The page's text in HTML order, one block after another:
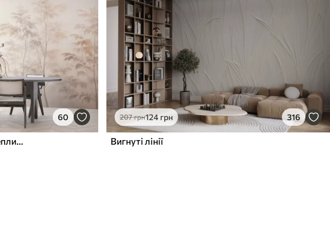
60
Імітація дерев аквареллю теплих кольорів
207грн124 грн 316
Вигнуті лінії